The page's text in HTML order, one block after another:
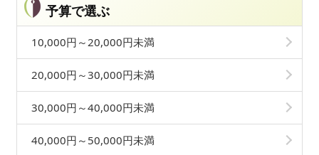
予算で選ぶ
10,000円～20,000円未満
20,000円～30,000円未満
30,000円～40,000円未満
40,000円～50,000円未満